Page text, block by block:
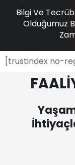
Bilgi Ve
Olduğumuz
[trustindex no-